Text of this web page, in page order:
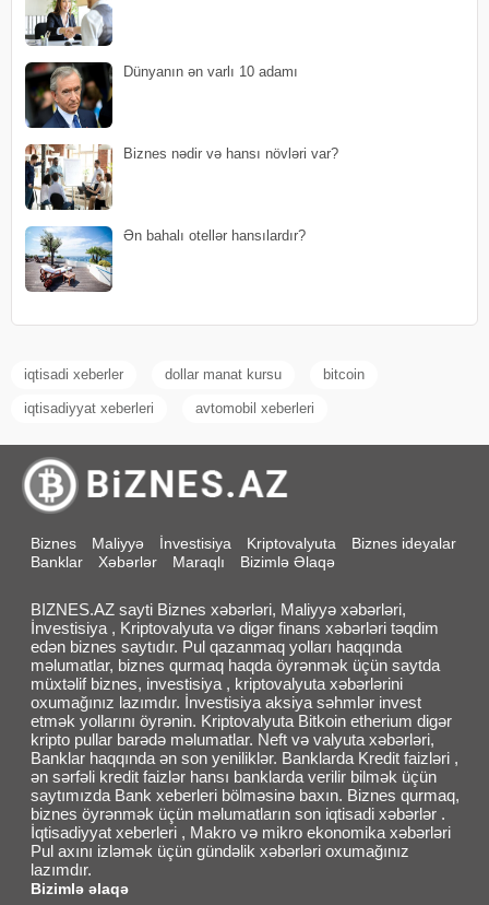
Dünyanın ən varlı 10 adamı
Biznes nədir və hansı növləri var?
Ən bahalı otellər hansılardır?
iqtisadi xeberler dollar manat kursu bitcoin
iqtisadiyyat xeberleri avtomobil xeberleri
Biznes Maliyyə İnvestisiya Kriptovalyuta
Biznes ideyalar
Banklar
Xəbərlər Maraqlı Bizimlə Əlaqə
BIZNES.AZ sayti Biznes xəbərləri, Maliyyə xəbərləri,
İnvestisiya , Kriptovalyuta və digər finans xəbərləri təqdim
edən biznes saytıdır. Pul qazanmaq yolları haqqında
məlumatlar, biznes qurmaq haqda öyrənmək üçün saytda
müxtəlif biznes, investisiya , kriptovalyuta xəbərlərini
oxumağınız lazımdır. İnvestisiya aksiya səhmlər invest
etmək yollarını öyrənin. Kriptovalyuta Bitkoin etherium digər
kripto pullar barədə məlumatlar. Neft və valyuta xəbərləri,
Banklar haqqında ən son yeniliklər. Banklarda Kredit faizləri ,
ən sərfəli kredit faizlər hansı banklarda verilir bilmək üçün
saytımızda Bank xeberleri bölməsinə baxın. Biznes qurmaq,
biznes öyrənmək üçün məlumatların son iqtisadi xəbərlər .
İqtisadiyyat xeberleri , Makro və mikro ekonomika xəbərləri
Pul axını izləmək üçün gündəlik xəbərləri oxumağınız
lazımdır.
Bizimlə əlaqə